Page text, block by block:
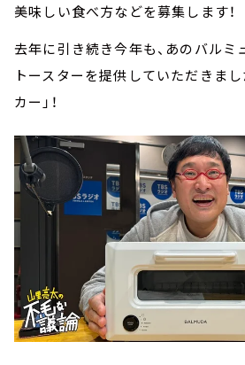
美味しい食べ方などを募集します！
去年に引き続き今年も、あのバルミ
トースターを提供していただきまし
カー」！